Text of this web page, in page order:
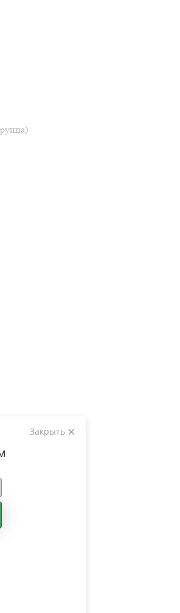
Закрыть